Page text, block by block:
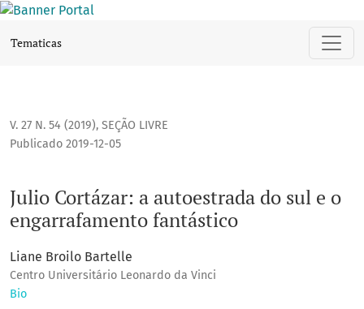
Julio Cortázar: a autoestrada do sul e o engarrafamento
Tematicas
V. 27 N. 54 (2019), SEÇÃO LIVRE
Julio Cortázar: a autoestrada do sul e o
engarrafamento fantástico
Publicado 2019-12-05
Liane Broilo Bartelle
Centro Universitário Leonardo da Vinci
Bio